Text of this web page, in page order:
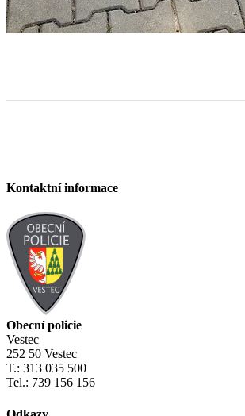
Kontaktní informace
Obecní policie
Vestec
252 50 Vestec
T.: 313 035 500
Tel.: 739 156 156